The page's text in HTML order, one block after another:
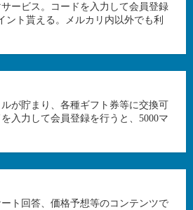
ービス。コードを入力して会員登録
ント貰える。メルカリ内以外でも利
が貯まり、各種ギフト券等に交換可
入力して会員登録を行うと、5000マ
ト回答、価格予想等のコンテンツで